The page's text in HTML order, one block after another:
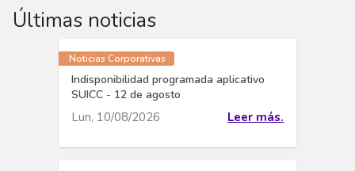
Últimas noticias
Noticias Corporativas
Indisponibilidad programada aplicativo
SUICC - 12 de agosto
Lun, 10/08/2026 Leer más.